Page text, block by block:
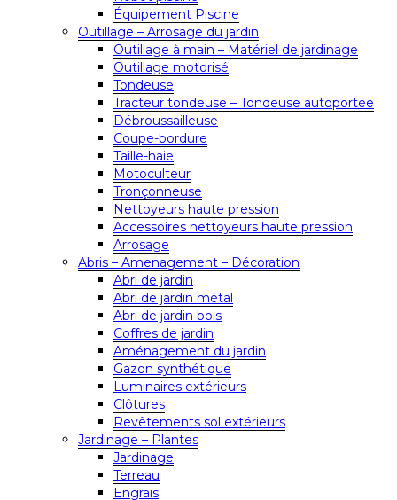
Équipement Piscine
Outillage – Arrosage du jardin
Outillage à main – Matériel de jardinage
Outillage motorisé
Tondeuse
Tracteur tondeuse – Tondeuse autoportée
Débroussailleuse
Coupe-bordure
Taille-haie
Motoculteur
Tronçonneuse
Nettoyeurs haute pression
Accessoires nettoyeurs haute pression
Arrosage
Abris – Amenagement – Décoration
Abri de jardin
Abri de jardin métal
Abri de jardin bois
Coffres de jardin
Aménagement du jardin
Gazon synthétique
Luminaires extérieurs
Clôtures
Revêtements sol extérieurs
Jardinage – Plantes
Jardinage
Terreau
Engrais